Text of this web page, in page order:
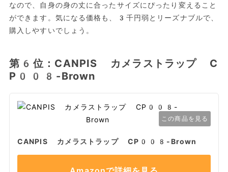
なので、自身の身の丈に合ったサイズにぴったり変えること
ができます。気になる価格も、3千円弱とリーズナブルで、
購入しやすいでしょう。
第6位：CANPIS カメラストラップ C
P008-Brown
この商品を見る
CANPIS カメラストラップ CP008-Brown